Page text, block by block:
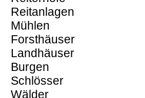
Reitanlagen
Mühlen
Forsthäuser
Landhäuser
Burgen
Schlösser
Wälder